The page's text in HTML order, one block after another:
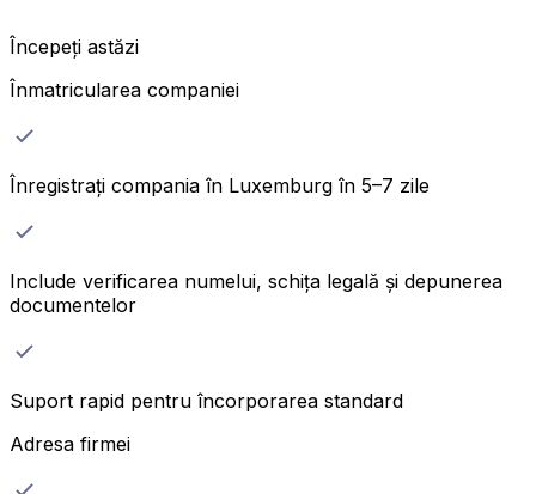
Începeți astăzi
Înmatricularea companiei
Înregistrați compania în Luxemburg în 5–7 zile
Include verificarea numelui, schița legală și depunerea
documentelor
Suport rapid pentru încorporarea standard
Adresa firmei